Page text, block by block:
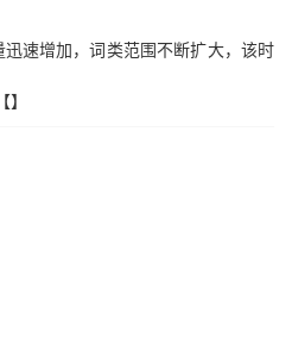
速增加，词类范围不断扩大，该时